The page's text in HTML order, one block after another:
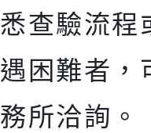
悉查驗流程
遇困難者，
務所洽詢。